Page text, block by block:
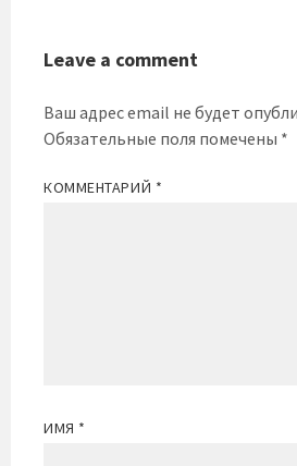
Leave a comment
Ваш адрес email не будет
Обязательные поля помечены *
КОММЕНТАРИЙ *
ИМЯ *